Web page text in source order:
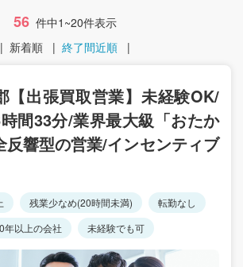
56 件中1~20件表示
| 新着順 | 終了間近順 |
【出張買取営業】未経験OK/
間33分/業界最大級「おたか
反響型の営業/インセンティブ
残業少なめ(20時間未満)
転勤なし
年以上の会社 未経験でも可